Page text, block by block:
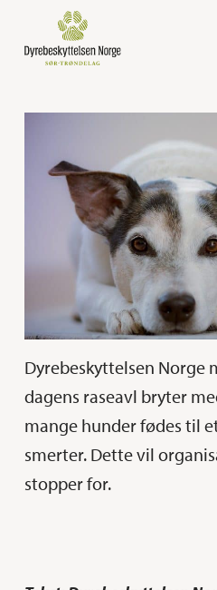
Dyrebeskyttelsen Norge
dagens raseavl bryter
mange hunder fødes til
smerter. Dette vil
stopper for.